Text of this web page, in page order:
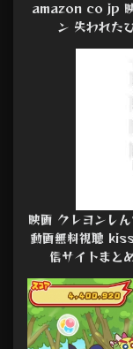
amazon co jp 映
ン 失われた
映画 クレヨンし
動画無料視聴
信サイトまと